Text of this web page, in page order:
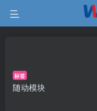
标签
随动模块